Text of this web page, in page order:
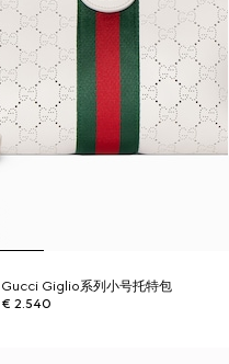
Gucci Giglio系列小号托特包
€ 2.540